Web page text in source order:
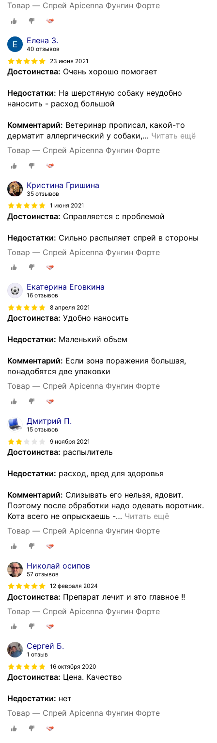
Товар — Спрей Apicenna Фунгин Форте
Елена З.
40 отзывов
23 июня 2021
Достоинства: Очень хорошо помогает
Недостатки: На шерстяную собаку неудобно
наносить - расход большой
Комментарий: Ветеринар прописал, какой-то
дерматит аллергический у собаки,… Читать ещё
Товар — Спрей Apicenna Фунгин Форте
Кристина Гришина
35 отзывов
1 июня 2021
Достоинства: Справляется с проблемой
Недостатки: Сильно распыляет спрей в стороны
Товар — Спрей Apicenna Фунгин Форте
Екатерина Еговкина
16 отзывов
8 апреля 2021
Достоинства: Удобно наносить
Недостатки: Маленький объем
Комментарий: Если зона поражения большая,
понадобятся две упаковки
Товар — Спрей Apicenna Фунгин Форте
Дмитрий П.
15 отзывов
9 ноября 2021
Достоинства: распылитель
Недостатки: расход, вред для здоровья
Комментарий: Слизывать его нельзя, ядовит.
Поэтому после обработки надо одевать воротник.
Кота всего не опрыскаешь -… Читать ещё
Товар — Спрей Apicenna Фунгин Форте
Николай осипов
57 отзывов
12 февраля 2024
Достоинства: Препарат лечит и это главное !!
Товар — Спрей Apicenna Фунгин Форте
Сергей Б.
1 отзыв
16 октября 2020
Достоинства: Цена. Качество
Недостатки: нет
Товар — Спрей Apicenna Фунгин Форте